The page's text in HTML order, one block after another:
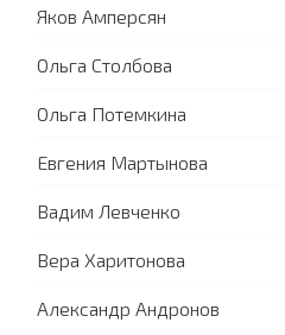
Яков Амперсян
Ольга Столбова
Ольга Потемкина
Евгения Мартынова
Вадим Левченко
Вера Харитонова
Александр Андронов